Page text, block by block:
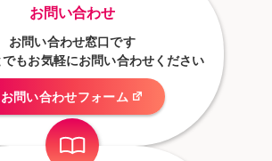
お問い合わせ
お問い合わせ窓口です
もお気軽にお問い合わせください
お問い合わせフォーム